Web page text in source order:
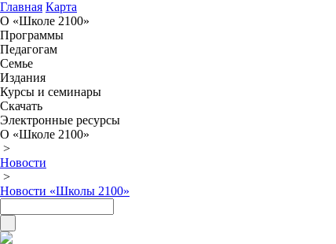
Главная Карта
О «Школе 2100»
Программы
Педагогам
Семье
Издания
Курсы и семинары
Скачать
Электронные ресурсы
О «Школе 2100»
>
Новости
>
Новости «Школы 2100»